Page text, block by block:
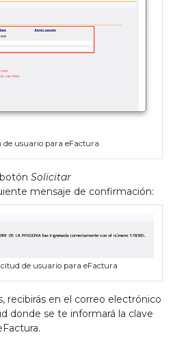
de usuario para eFactura
Solicitar
mensaje de confirmación:
de usuario para eFactura
recibirás en el correo electrónico
donde se te informará la clave